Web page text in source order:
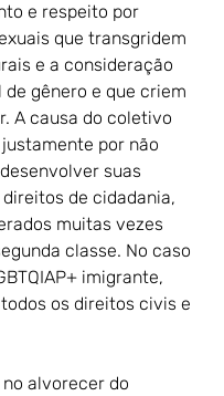
e respeito por
que transgridem
e a consideração
de gênero e que criem
A causa do coletivo
justamente por não
suas
de cidadania,
muitas vezes
classe. No caso
imigrante,
os direitos civis e
alvorecer do